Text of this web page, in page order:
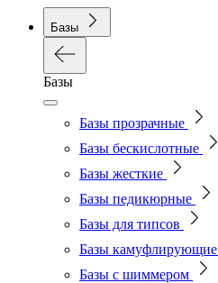
Базы
Базы
Базы прозрачные
Базы бескислотные
Базы жесткие
Базы педикюрные
Базы для типсов
Базы камуфлирующие
Базы с шиммером